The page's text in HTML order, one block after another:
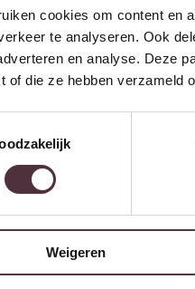
cookies om content en
te analyseren. Ook
en analyse. Deze
of die ze hebben verzameld
Weigeren
stoel moet prettig zitten,
in de kamer past met de rest
een groot deel de sfeer
stijlvol is. Hulp daarbij nodig?